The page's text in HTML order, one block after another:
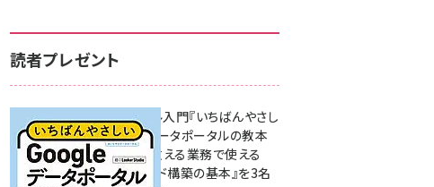
読者プレゼント
無料BIツール入門『いちばんやさし
いGoogleデータポータルの教本
人気講師が教える業務で使える
ダッシュボード構築の基本』を3名